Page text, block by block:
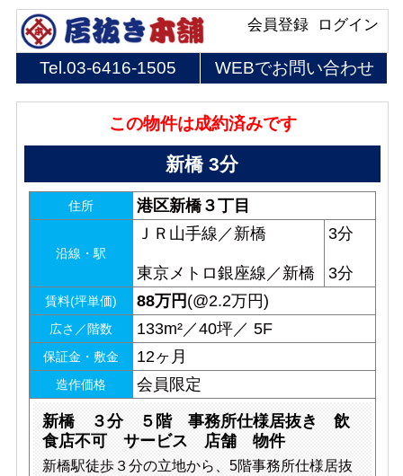
ログイン
会員登録
Tel.03-6416-1505 WEBでお問い合わせ
この物件は成約済みです
新橋 3分
住所 港区新橋３丁目
沿線・駅
ＪＲ山手線／新橋
東京メトロ銀座線／新橋
3分
3分
賃料(坪単価) 88万円 (@2.2万円)
広さ／階数 133m²／40坪／ 5F
保証金・敷金 12ヶ月
造作価格 会員限定
新橋 ３分 ５階 事務所仕様居抜き 飲
食店不可 サービス 店舗 物件
新橋駅徒歩３分の立地から、5階事務所仕様居抜